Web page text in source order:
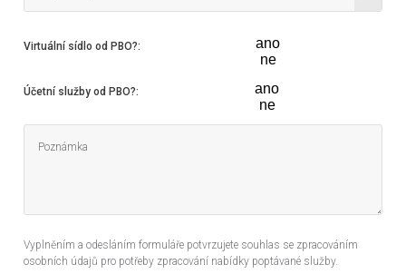
Virtuální sídlo od PBO?:
ano
ne
Účetní služby od PBO?:
ano
ne
Vyplněním a odesláním formuláře potvrzujete souhlas se zpracováním
osobních údajů pro potřeby zpracování nabídky poptávané služby.